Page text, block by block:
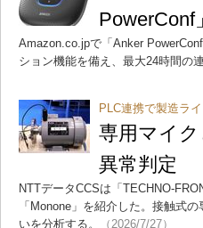
Amazon.co.jpで「Anker
ション機能を備え、最大24時間の
PLC連携で製造ラ
専用マイ
異常判定
NTTデータCCSは「TECHNO-
「Monone」を紹介した。接触式
いを分析する。
（2026/7/27）